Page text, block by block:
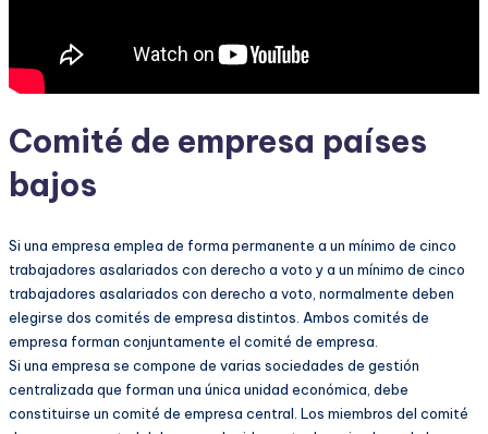
Comité de empresa países
bajos
Si una empresa emplea de forma permanente a un mínimo de cinco
trabajadores asalariados con derecho a voto y a un mínimo de cinco
trabajadores asalariados con derecho a voto, normalmente deben
elegirse dos comités de empresa distintos. Ambos comités de
empresa forman conjuntamente el comité de empresa.
Si una empresa se compone de varias sociedades de gestión
centralizada que forman una única unidad económica, debe
constituirse un comité de empresa central. Los miembros del comité